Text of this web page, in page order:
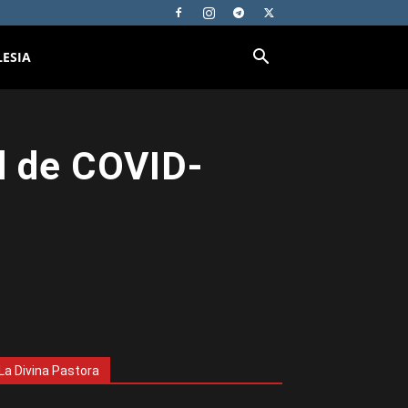
COVID-
La Divina Pastora